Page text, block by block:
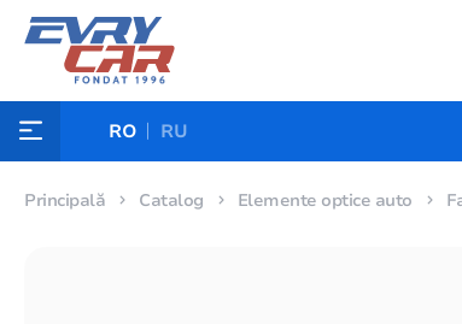
RO RU
Principală Catalog Elemente optice auto